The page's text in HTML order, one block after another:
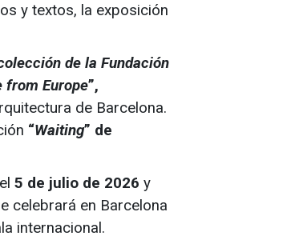
y textos, la exposición
de la Fundación
from Europe”,
de Barcelona.
“Waiting” de
5 de julio de 2026 y
celebrará en Barcelona
internacional.